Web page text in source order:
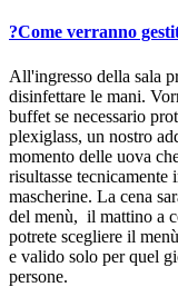
?Come verranno
All'ingresso della sala
disinfettare le mani.
buffet se necessario
plexiglass, un nostro
momento delle uova
risultasse
mascherine. La cena
del menù, il mattino a
potrete scegliere il
e valido solo per quel
persone.